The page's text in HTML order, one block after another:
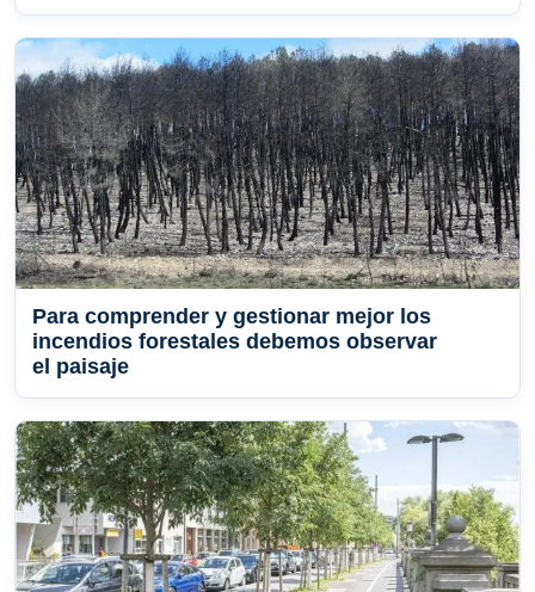
Para comprender y gestionar mejor los
incendios forestales debemos observar
el paisaje